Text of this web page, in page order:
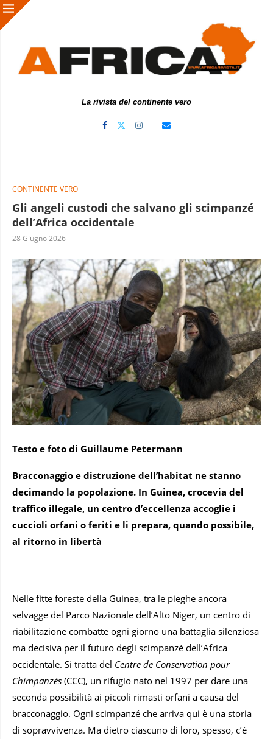
La rivista del continente vero
CONTINENTE VERO
Gli angeli custodi che salvano gli scimpanzé
dell’Africa occidentale
28 Giugno 2026
Testo e foto di Guillaume Petermann
Bracconaggio e distruzione dell’habitat ne stanno
decimando la popolazione. In Guinea, crocevia del
traffico illegale, un centro d’eccellenza accoglie i
cuccioli orfani o feriti e li prepara, quando possibile,
al ritorno in libertà
Nelle fitte foreste della Guinea, tra le pieghe ancora
selvagge del Parco Nazionale dell’Alto Niger, un centro di
riabilitazione combatte ogni giorno una battaglia silenziosa
ma decisiva per il futuro degli scimpanzé dell’Africa
occidentale. Si tratta del Centre de Conservation pour
Chimpanzés (CCC), un rifugio nato nel 1997 per dare una
seconda possibilità ai piccoli rimasti orfani a causa del
bracconaggio. Ogni scimpanzé che arriva qui è una storia
di sopravvivenza. Ma dietro ciascuno di loro, spesso, c’è